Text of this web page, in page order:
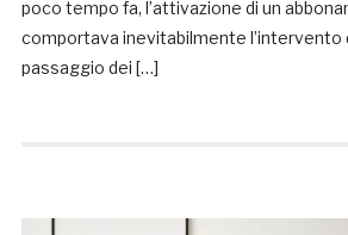
poco tempo fa, l’attivazione di un
comportava inevitabilmente l’intervento
passaggio dei […]